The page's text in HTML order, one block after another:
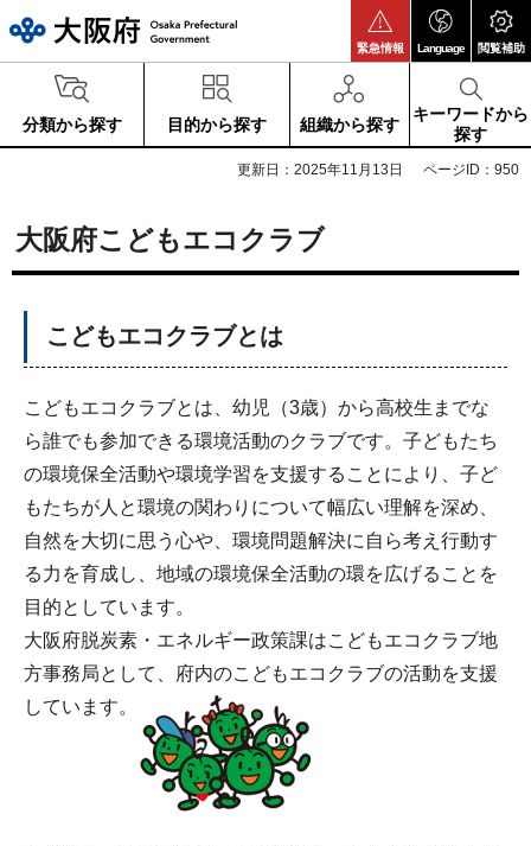
緊急情報 Language 閲覧補助
分類から探す 目的から探す 組織から探す
キーワードから
探す
更新日：2025年11月13日 ページID：950
大阪府こどもエコクラブ
こどもエコクラブとは
こどもエコクラブとは、幼児（3歳）から高校生までな
ら誰でも参加できる環境活動のクラブです。子どもたち
の環境保全活動や環境学習を支援することにより、子ど
もたちが人と環境の関わりについて幅広い理解を深め、
自然を大切に思う心や、環境問題解決に自ら考え行動す
る力を育成し、地域の環境保全活動の環を広げることを
目的としています。
大阪府脱炭素・エネルギー政策課はこどもエコクラブ地
方事務局として、府内のこどもエコクラブの活動を支援
しています。